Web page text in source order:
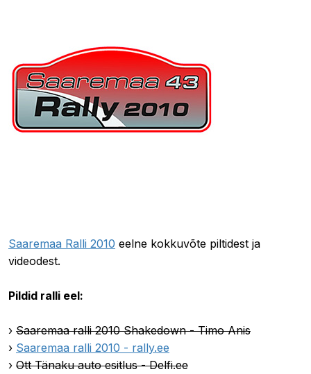
Saaremaa Ralli 2010 eelne kokkuvõte piltidest ja
videodest.
Pildid ralli eel:
› Saaremaa ralli 2010 Shakedown - Timo Anis
› Saaremaa ralli 2010 - rally.ee
› Ott Tänaku auto esitlus - Delfi.ee